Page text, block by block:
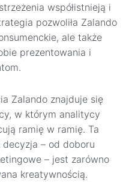
współistnieją i
pozwoliła Zalando
ale także
prezentowania i
Zalando znajduje się
w którym analitycy
ramię w ramię. Ta
decyzja – od doboru
– jest zarówno
kreatywnością.